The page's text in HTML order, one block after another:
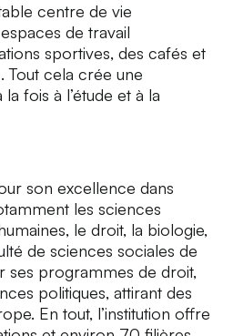
centre de vie
de travail
sportives, des cafés et
Tout cela crée une
fois à l’étude et à la
son excellence dans
les sciences
le droit, la biologie,
de sciences sociales de
ses programmes de droit,
politiques, attirant des
En tout, l’institution offre